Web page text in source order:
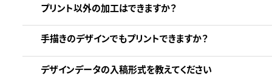
プリント以外の加工はできますか？
手描きのデザインでもプリントできますか？
デザインデータの入稿形式を教えてください